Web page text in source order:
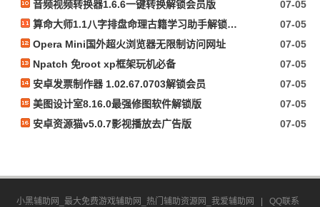
音频视频转换器1.6.6一键转换解锁会员版
07-05
算命大师1.1八字排盘命理古籍学习助手解锁会员
07-05
Opera Mini国外超火浏览器无限制访问网址
07-05
Npatch 免root xp框架玩机必备
07-05
安卓发票制作器 1.02.67.0703解锁会员
07-05
美图设计室8.16.0最强修图软件解锁版
07-05
安卓资源猫v5.0.7影视播放去广告版
07-05
小黑辅助网_最大免费游戏辅助网_热门辅助资源网_我爱辅助网 QQ联系